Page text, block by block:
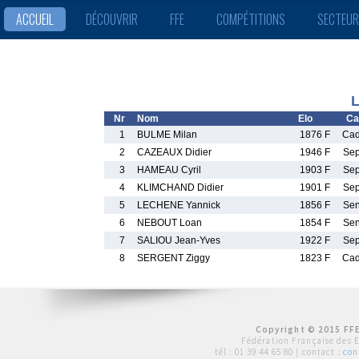
ACCUEIL DÉCOUVRIR FFE COMPÉTITIONS
Nr Nom Elo
1
BULME Milan 1876 F
2
CAZEAUX Didier 1946 F
3
HAMEAU Cyril 1903 F
4
KLIMCHAND Didier 1901 F
5
LECHENE Yannick 1856 F
6
NEBOUT Loan 1854 F
7
SALIOU Jean-Yves 1922 F
8
SERGENT Ziggy 1823 F
Copyright © 2015
Fédération Française des
tél : 01 39 44 65 80 | contact :